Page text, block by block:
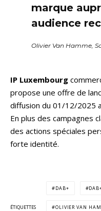
marque
audience
Olivier Van Hamme,
IP Luxembourg
propose une offre de
diffusion du 01/12/2025
En plus des campagnes
des actions spéciales
forte identité.
ÉTIQUETTES
DAB+
OLIVIER VAN